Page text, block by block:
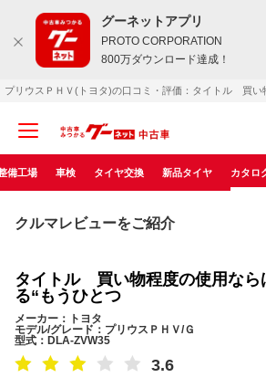
グーネットアプリ
PROTO CORPORATION
800万ダウンロード達成！
備工場 車検 タイヤ交換 新品タイヤ カタロ
クルマレビューをご紹介
タイトル 買い物程度の使用なら
る“もうひとつ
メーカー：トヨタ
モデル/グレード：プリウスＰＨＶ/Ｇ
型式：DLA-ZVW35
3.6